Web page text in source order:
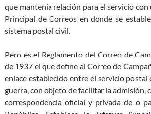
que mantenía relación para el servicio
Principal de Correos en donde se
sistema postal civil.
Pero es el Reglamento del Correo de
de 1937 el que define al Correo de
enlace establecido entre el servicio postal
guerra, con objeto de facilitar la admisión,
correspondencia oficial y privada de o